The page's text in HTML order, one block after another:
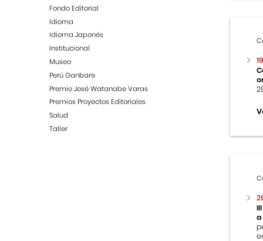
Fondo Editorial
Idioma
Idioma Japonés
Institucional
Museo
Perú Ganbare
Premio José Watanabe Varas
Premios Proyectos Editoriales
Salud
Taller
a